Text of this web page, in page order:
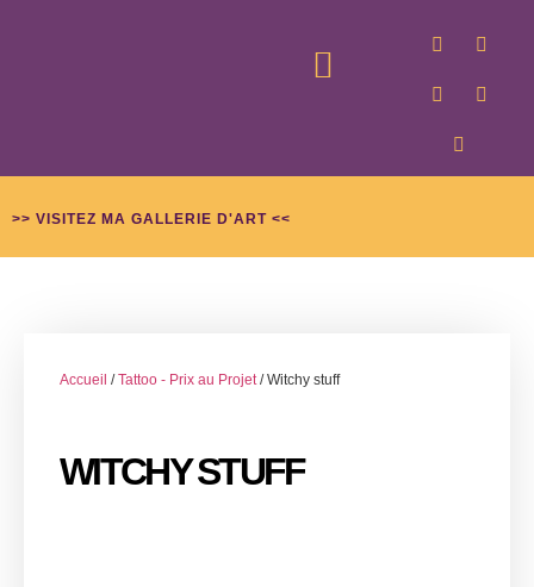
>> VISITEZ MA GALLERIE D'ART <<
Accueil /Tattoo - Prix au Projet/ Witchy stuff
WITCHY STUFF